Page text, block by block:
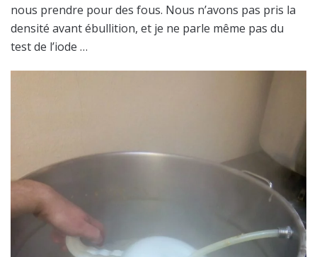
nous prendre pour des fous. Nous n’avons pas pris la
densité avant ébullition, et je ne parle même pas du
test de l’iode …